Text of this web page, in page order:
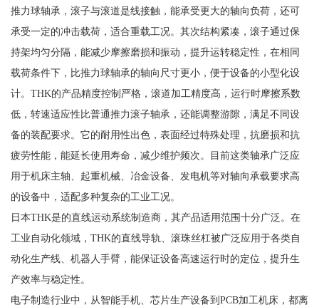
推力球轴承，滚子与滚道是线接触，能承受更大的轴向负荷，还可
承受一定的冲击载荷，适合重载工况。其次结构紧凑，滚子通过保
持架均匀分隔，能减少摩擦磨损和振动，提升运转稳定性，在相同
载荷条件下，比推力球轴承的轴向尺寸更小，便于设备的小型化设
计。THK的产品精度控制严格，滚道加工精度高，运行时摩擦系数
低，转速适应性比普通推力滚子轴承，还能调整游隙，满足不同设
备的装配要求。它的耐用性出色，表面经过特殊处理，抗磨损和抗
疲劳性能，能延长使用寿命，减少维护频次。目前这类轴承广泛应
用于机床主轴、起重机械、冶金设备、发电机等对轴向承载要求高
的设备中，适配多种复杂的工业工况。
日本THK是的直线运动系统制造商，其产品适用范围十分广泛。在
工业自动化领域，THK的直线导轨、滚珠丝杠被广泛应用于各类自
动化生产线、机器人手臂，能保证设备高速运行时的定位，提升生
产效率与稳定性。
电子制造行业中，从智能手机、芯片生产设备到PCB加工机床，都离